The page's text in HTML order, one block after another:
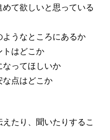
めて欲しいと思っている
ようなところにあるか
トはどこか
なってほしいか
な点はどこか
たり、聞いたりするこ